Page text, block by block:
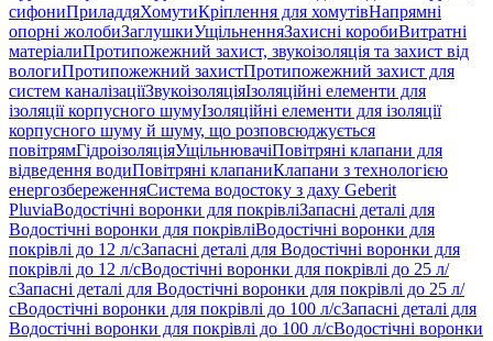
сифониПриладдяХомутиКріплення для хомутівНапрямні
опорні жолобиЗаглушкиУщільненняЗахисні коробиВитратні
матеріалиПротипожежний захист, звукоізоляція та захист від
вологиПротипожежний захистПротипожежний захист для
систем каналізаціїЗвукоізоляціяІзоляційні елементи для
ізоляції корпусного шумуІзоляційні елементи для ізоляції
корпусного шуму й шуму, що розповсюджується
повітрямГідроізоляціяУщільнювачіПовітряні клапани для
відведення водиПовітряні клапаниКлапани з технологією
енергозбереженняСистема водостоку з даху Geberit
PluviaВодостічні воронки для покрівліЗапасні деталі для
Водостічні воронки для покрівліВодостічні воронки для
покрівлі до 12 л/сЗапасні деталі для Водостічні воронки для
покрівлі до 12 л/сВодостічні воронки для покрівлі до 25 л/
сЗапасні деталі для Водостічні воронки для покрівлі до 25 л/
сВодостічні воронки для покрівлі до 100 л/сЗапасні деталі для
Водостічні воронки для покрівлі до 100 л/сВодостічні воронки